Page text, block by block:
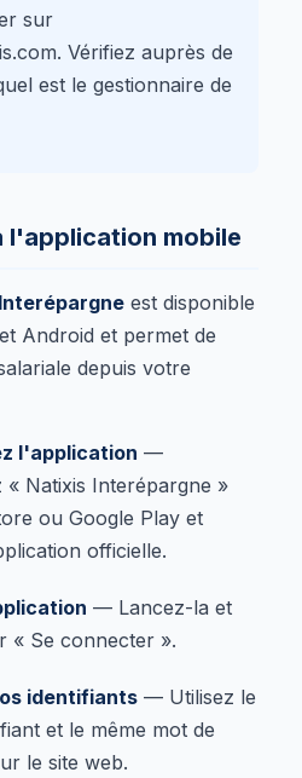
sur
Vérifiez auprès de
est le gestionnaire de
l'application mobile
est disponible
Android et permet de
depuis votre
l'application —
« Natixis Interépargne »
ou Google Play et
officielle.
— Lancez-la et
« Se connecter ».
identifiants — Utilisez le
et le même mot de
le site web.